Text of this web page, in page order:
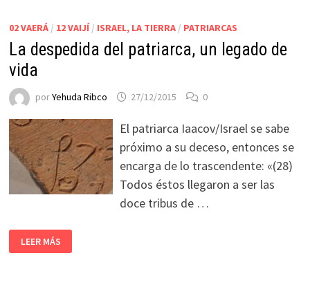
02 VAERÁ/ 12 VAIJÍ/ ISRAEL, LA TIERRA/ PATRIARCAS
La despedida del patriarca, un legado de
vida
porYehuda Ribco 27/12/2015 0
El patriarca Iaacov/Israel se sabe
próximo a su deceso, entonces se
encarga de lo trascendente: «(28)
Todos éstos llegaron a ser las
doce tribus de …
LEER MÁS